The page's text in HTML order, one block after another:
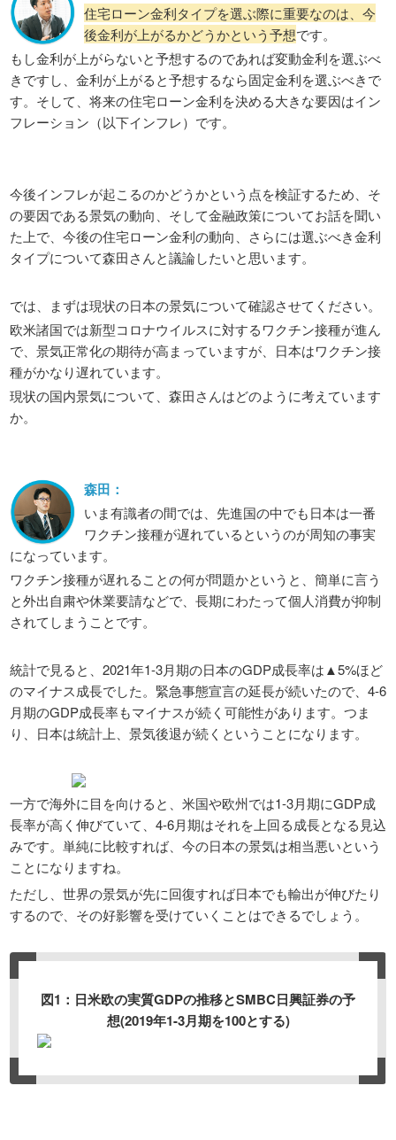
住宅ローン金利タイプを選ぶ際に重要なのは、今
後金利が上がるかどうかという予想です。
もし金利が上がらないと予想するのであれば変動金利を選ぶべ
きですし、金利が上がると予想するなら固定金利を選ぶべきで
す。そして、将来の住宅ローン金利を決める大きな要因はイン
フレーション（以下インフレ）です。
今後インフレが起こるのかどうかという点を検証するため、そ
の要因である景気の動向、そして金融政策についてお話を聞い
た上で、今後の住宅ローン金利の動向、さらには選ぶべき金利
タイプについて森田さんと議論したいと思います。
では、まずは現状の日本の景気について確認させてください。
欧米諸国では新型コロナウイルスに対するワクチン接種が進ん
で、景気正常化の期待が高まっていますが、日本はワクチン接
種がかなり遅れています。
現状の国内景気について、森田さんはどのように考えています
か。
森田：
いま有識者の間では、先進国の中でも日本は一番
ワクチン接種が遅れているというのが周知の事実
になっています。
ワクチン接種が遅れることの何が問題かというと、簡単に言う
と外出自粛や休業要請などで、長期にわたって個人消費が抑制
されてしまうことです。
統計で見ると、2021年1-3月期の日本のGDP成長率は▲5%ほど
のマイナス成長でした。緊急事態宣言の延長が続いたので、4-6
月期のGDP成長率もマイナスが続く可能性があります。つま
り、日本は統計上、景気後退が続くということになります。
一方で海外に目を向けると、米国や欧州では1-3月期にGDP成
長率が高く伸びていて、4-6月期はそれを上回る成長となる見込
みです。単純に比較すれば、今の日本の景気は相当悪いという
ことになりますね。
ただし、世界の景気が先に回復すれば日本でも輸出が伸びたり
するので、その好影響を受けていくことはできるでしょう。
図1：日米欧の実質GDPの推移とSMBC日興証券の予
想(2019年1-3月期を100とする)